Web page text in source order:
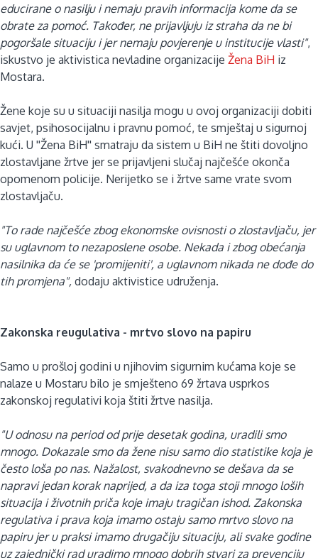
educirane o nasilju i nemaju pravih informacija kome da se
obrate za pomoć. Također, ne prijavljuju iz straha da ne bi
pogoršale situaciju i jer nemaju povjerenje u institucije vlasti",
iskustvo je aktivistica nevladine organizacije Žena BiH iz
Mostara.
Žene koje su u situaciji nasilja mogu u ovoj organizaciji dobiti
savjet, psihosocijalnu i pravnu pomoć, te smještaj u sigurnoj
kući. U ''Žena BiH'' smatraju da sistem u BiH ne štiti dovoljno
zlostavljane žrtve jer se prijavljeni slučaj najčešće okonča
opomenom policije. Nerijetko se i žrtve same vrate svom
zlostavljaču.
"To rade najčešće zbog ekonomske ovisnosti o zlostavljaču, jer
su uglavnom to nezaposlene osobe. Nekada i zbog obećanja
nasilnika da će se 'promijeniti', a uglavnom nikada ne dođe do
tih promjena", dodaju aktivistice udruženja.
Zakonska reugulativa - mrtvo slovo na papiru
Samo u prošloj godini u njihovim sigurnim kućama koje se
nalaze u Mostaru bilo je smješteno 69 žrtava usprkos
zakonskoj regulativi koja štiti žrtve nasilja.
"U odnosu na period od prije desetak godina, uradili smo
mnogo. Dokazale smo da žene nisu samo dio statistike koja je
često loša po nas. Nažalost, svakodnevno se dešava da se
napravi jedan korak naprijed, a da iza toga stoji mnogo loših
situacija i životnih priča koje imaju tragičan ishod. Zakonska
regulativa i prava koja imamo ostaju samo mrtvo slovo na
papiru jer u praksi imamo drugačiju situaciju, ali svake godine
uz zajednički rad uradimo mnogo dobrih stvari za prevenciju